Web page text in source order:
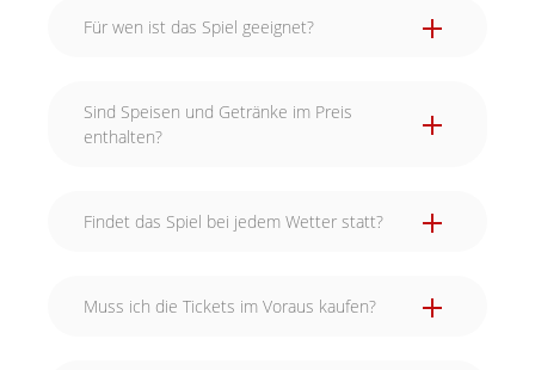
Für wen ist das Spiel geeignet?
Sind Speisen und Getränke im Preis
enthalten?
Findet das Spiel bei jedem Wetter statt?
Muss ich die Tickets im Voraus kaufen?